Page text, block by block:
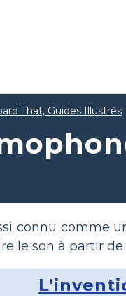
That, Guides Illustrés
connu comme
le son à partir